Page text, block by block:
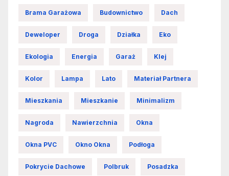
Brama Garażowa Budownictwo Dach
Deweloper Droga Działka Eko
Ekologia Energia Garaż Klej
Kolor Lampa Lato Materiał Partnera
Mieszkania Mieszkanie Minimalizm
Nagroda Nawierzchnia Okna
Okna PVC Okno Okna Podłoga
Pokrycie Dachowe Polbruk Posadzka